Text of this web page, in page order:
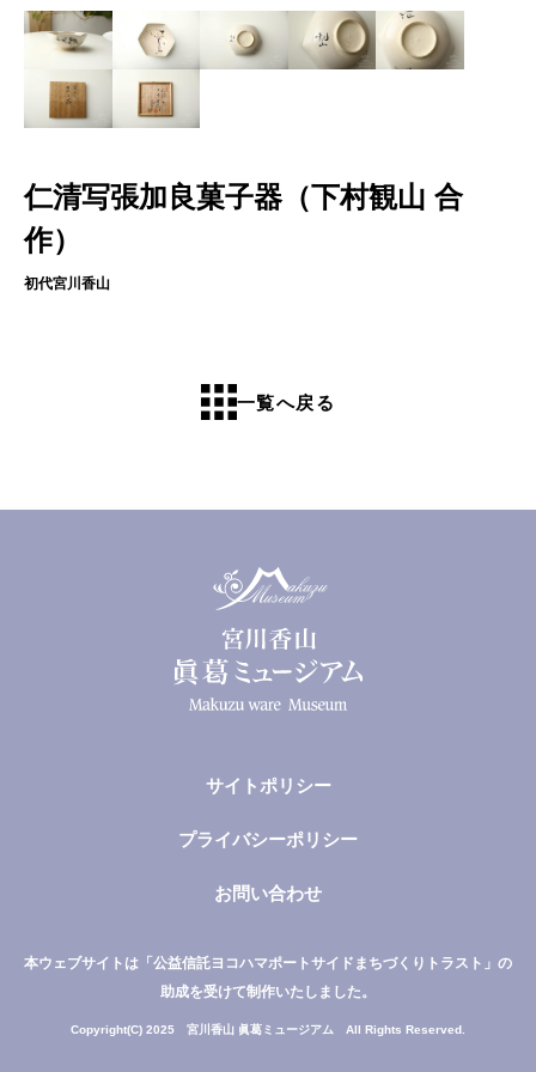
仁清写張加良菓子器（下村観山 合
作）
初代宮川香山
一覧へ戻る
サイトポリシー
プライバシーポリシー
お問い合わせ
本ウェブサイトは「公益信託ヨコハマポートサイドまちづくりトラスト」の
助成を受けて制作いたしました。
Copyright(C) 2025 宮川香山 眞葛ミュージアム All Rights Reserved.